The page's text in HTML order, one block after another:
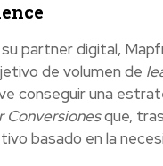
partner digital,
de volumen de
conseguir una
Conversionesque,
basado en la